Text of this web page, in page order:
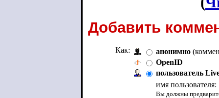
Добавить
Как: анонимно
OpenID
пользователь
имя пользователя:
Вы должны